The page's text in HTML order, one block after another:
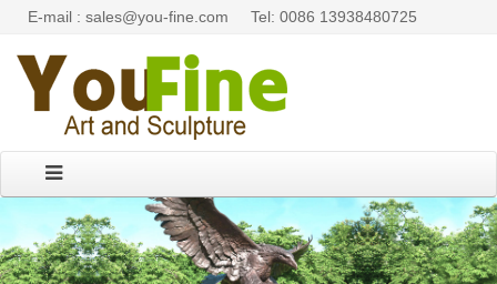
E-mail : sales@you-fine.com Tel: 0086 13938480725